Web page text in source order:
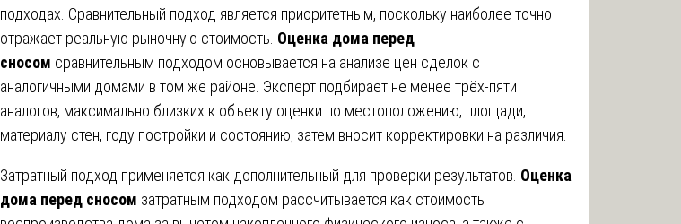
подходах. Сравнительный подход является приоритетным, поскольку наиболее точно
отражает реальную рыночную стоимость. Оценка дома перед
сносом сравнительным подходом основывается на анализе цен сделок с
аналогичными домами в том же районе. Эксперт подбирает не менее трёх-пяти
аналогов, максимально близких к объекту оценки по местоположению, площади,
материалу стен, году постройки и состоянию, затем вносит корректировки на различия.
Затратный подход применяется как дополнительный для проверки результатов. Оценка
дома перед сносом затратным подходом рассчитывается как стоимость